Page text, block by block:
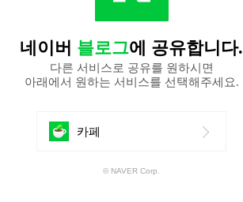
네이버 블로그에 공유합니다.
다른 서비스로 공유를 원하시면
아래에서 원하는 서비스를 선택해주세요.
카페
공
© NAVER Corp.